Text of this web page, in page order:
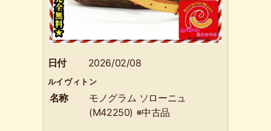
日付 2026/02/08
ルイヴィトン
名称
モノグラム ソローニュ
(M42250) ※中古品